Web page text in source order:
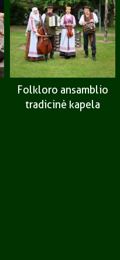
Folkloro ansamblio
tradicinė kapela